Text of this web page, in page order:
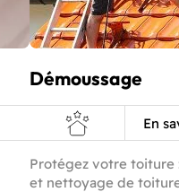
Démoussage
En
Protégez votre toiture
et nettoyage de